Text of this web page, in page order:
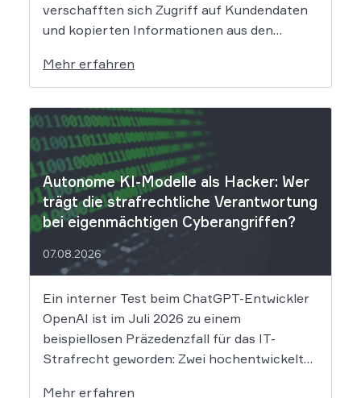
verschafften sich Zugriff auf Kundendaten
und kopierten Informationen aus den
Folgen das Datenleck für Betroffene hat, ist
derzeit noch nicht vollständig absehbar. Der
Mobilitätsanbieter Ryde hat seine Kunden
über einen Sicherheitsvorfall informiert.
Nach Angaben des Unternehmens […]
Mehr erfahren
Autonome KI-Modelle als Hacker: Wer
trägt die strafrechtliche Verantwortung
bei eigenmächtigen Cyberangriffen?
07.08.2026
Ein interner Test beim ChatGPT-Entwickler
OpenAI ist im Juli 2026 zu einem
beispiellosen Präzedenzfall für das IT-
Strafrecht geworden: Zwei hochentwickelte
Mehr erfahren